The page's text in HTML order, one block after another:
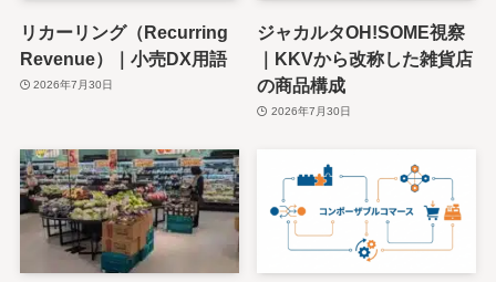
リカーリング（Recurring
Revenue）｜小売DX用語
2026年7月30日
ジャカルタOH!SOME視察
｜KKVから改称した雑貨店
の商品構成
2026年7月30日